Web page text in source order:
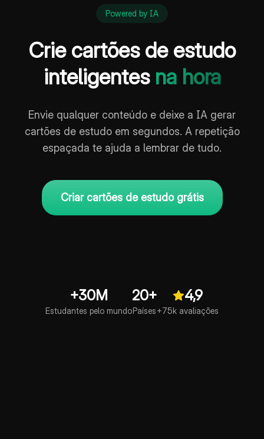
Powered by IA
Crie cartões de estudo
inteligentes na hora
Envie qualquer conteúdo e deixe a IA gerar
cartões de estudo em segundos. A repetição
espaçada te ajuda a lembrar de tudo.
Criar cartões de estudo grátis
+30M
Estudantes pelo mundo
20+
Países
4,9
+75k avaliações